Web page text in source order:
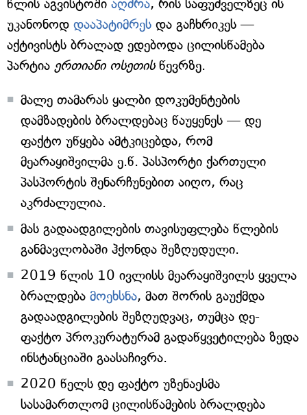
წლის აგვისტოში აღძრა, რის საფუძველზეც ის
უკანონოდ დააპატიმრეს და გაჩხრიკეს —
აქტივისტს ბრალად ედებოდა ცილისწამება
პარტია ერთიანი ოსეთისწევრზე.
მალე თამარას ყალბი დოკუმენტების
დამზადების ბრალდებაც წაუყენეს — დე
ფაქტო უწყება ამტკიცებდა, რომ
მეარაყიშვილმა ე.წ. პასპორტი ქართული
პასპორტის შენარჩუნებით აიღო, რაც
აკრძალულია.
მას გადაადგილების თავისუფლება წლების
განმავლობაში ჰქონდა შეზღუდული.
2019 წლის 10 ივლისს მეარაყიშვილს ყველა
ბრალდება მოეხსნა, მათ შორის გაუქმდა
გადაადგილების შეზღუდვაც, თუმცა დე-
ფაქტო პროკურატურამ გადაწყვეტილება ზედა
ინსტანციაში გაასაჩივრა.
2020 წელს დე ფაქტო უზენაესმა
სასამართლომ ცილისწამების ბრალდება